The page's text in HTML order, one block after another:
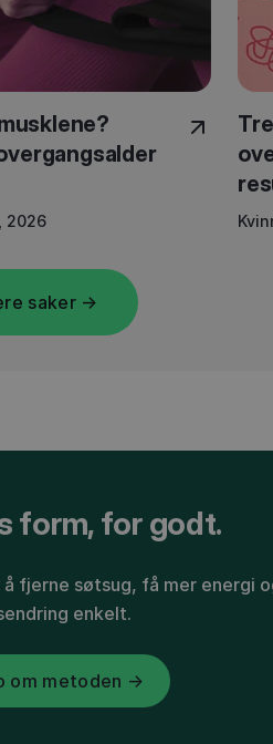
2026
saker →
form, for godt.
fjerne søtsug, få mer energi
enkelt.
om metoden →